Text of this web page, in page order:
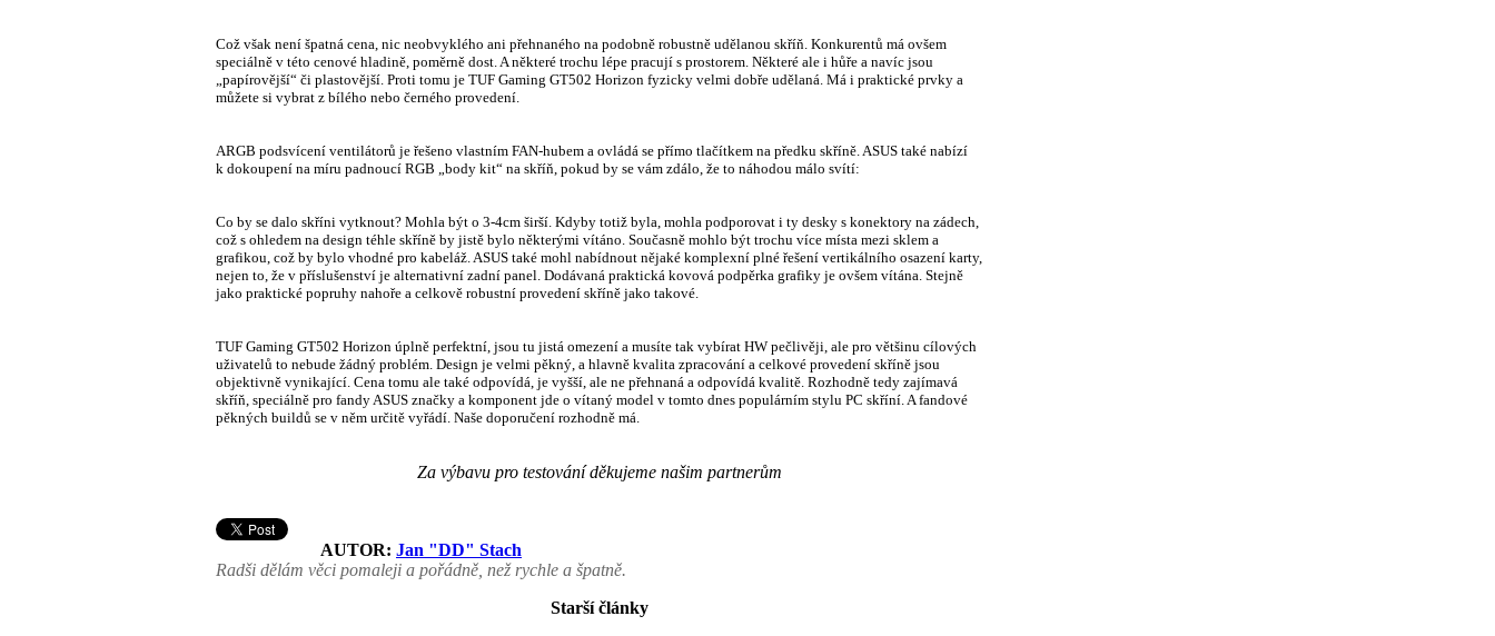
Což však není špatná cena, nic neobvyklého ani přehnaného na podobně robustně udělanou skříň. Konkurentů má ovšem
speciálně v této cenové hladině, poměrně dost. A některé trochu lépe pracují s prostorem. Některé ale i hůře a navíc jsou
„papírovější“ či plastovější. Proti tomu je TUF Gaming GT502 Horizon fyzicky velmi dobře udělaná. Má i praktické prvky a
můžete si vybrat z bílého nebo černého provedení.
ARGB podsvícení ventilátorů je řešeno vlastním FAN-hubem a ovládá se přímo tlačítkem na předku skříně. ASUS také nabízí
k dokoupení na míru padnoucí RGB „body kit“ na skříň, pokud by se vám zdálo, že to náhodou málo svítí:
Co by se dalo skříni vytknout? Mohla být o 3-4cm širší. Kdyby totiž byla, mohla podporovat i ty desky s konektory na zádech,
což s ohledem na design téhle skříně by jistě bylo některými vítáno. Současně mohlo být trochu více místa mezi sklem a
grafikou, což by bylo vhodné pro kabeláž. ASUS také mohl nabídnout nějaké komplexní plné řešení vertikálního osazení karty,
nejen to, že v příslušenství je alternativní zadní panel. Dodávaná praktická kovová podpěrka grafiky je ovšem vítána. Stejně
jako praktické popruhy nahoře a celkově robustní provedení skříně jako takové.
TUF Gaming GT502 Horizon úplně perfektní, jsou tu jistá omezení a musíte tak vybírat HW pečlivěji, ale pro většinu cílových
uživatelů to nebude žádný problém. Design je velmi pěkný, a hlavně kvalita zpracování a celkové provedení skříně jsou
objektivně vynikající. Cena tomu ale také odpovídá, je vyšší, ale ne přehnaná a odpovídá kvalitě. Rozhodně tedy zajímavá
skříň, speciálně pro fandy ASUS značky a komponent jde o vítaný model v tomto dnes populárním stylu PC skříní. A fandové
pěkných buildů se v něm určitě vyřádí. Naše doporučení rozhodně má.
Za výbavu pro testování děkujeme našim partnerům
AUTOR: Jan "DD" Stach
Radši dělám věci pomaleji a pořádně, než rychle a špatně.
Starší články